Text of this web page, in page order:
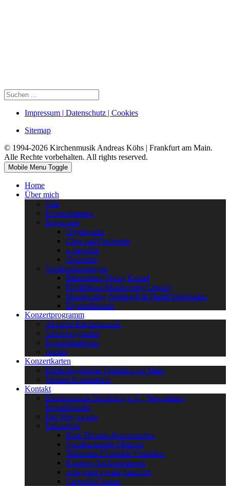
Impressum | Datenschutz | Cookies
Sitemap
© 1994-2026 Kirchenmusik Andreas Köhs | Frankfurt am Main.
Alle Rechte vorbehalten. All rights reserved.
Mobile Menu Toggle
Home
Über mich
Vita
Pressestimmen
Repertoire
Orgelwerke
Chor und Orchester
a-cappella
Orchester
Veröffentlichungen
Bärenreiter-Verlag Kassel
Pfefferkorn Musikverlag Leipzig
Musikverlag Breitkopf & Härtel Wiesbaden
Eigeneditionen
Konzertprogramm
Aktuelle Kirchenmusik
Jahresprogramm
Konzertkalender
Archiv
Konzertkarten
Dreikönigskirche Frankfurt am Main
Weitere Konzertorte
Kontakt
Kirchenmusik Dreikönig e.V. | Newsletter |
Pressekontakt
Der Weg zu uns
Ensembles
Kurt-Thomas-Kammerchor
Vocalensemble Oberrad
Telemann-Ensemble Frankfurt
Kantorei Sachsenhausen
collegium vocale francfurt
Cappella Cusana